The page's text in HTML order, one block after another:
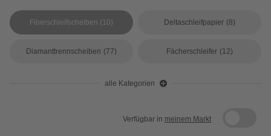
Fiberschleifscheiben (10) Deltaschleifpapier (8)
Diamanttrennscheiben (77) Fächerschleifer (12)
alle Kategorien
Verfügbar in meinem Markt